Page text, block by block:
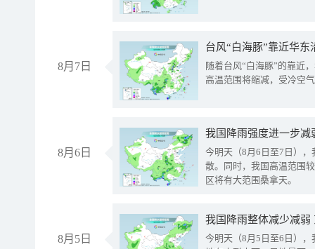
8月7日
台风“白海豚”靠近华
随着台风“白海豚”的靠近
高温范围将缩减，受冷空
8月6日
今明天（8月6日至7日）
散。同时，我国高温范围
区将有大范围桑拿天。
8月5日
我国降雨整体减少减弱
今明天（8月5日至6日）